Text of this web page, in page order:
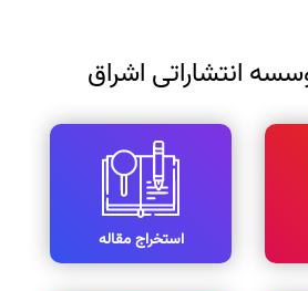
انتشاراتی اشراق
استخراج مقاله